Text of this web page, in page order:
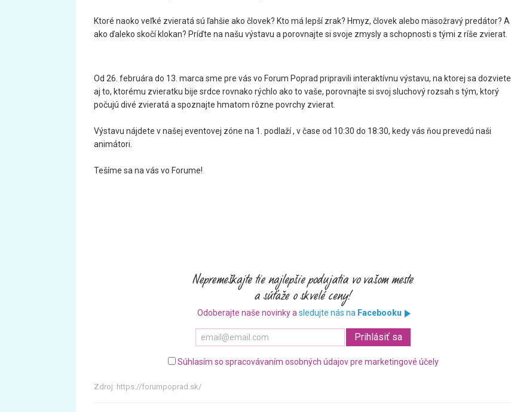
Ktoré naoko veľké zvieratá sú ľahšie ako človek? Kto má lepší zrak? Hmyz, človek alebo mäsožravý predátor? A
ako ďaleko skočí klokan? Príďte na našu výstavu a porovnajte si svoje zmysly a schopnosti s tými z ríše zvierat.
Od 26. februára do 13. marca sme pre vás vo Forum Poprad pripravili interaktívnu výstavu, na ktorej sa dozviete
aj to, ktorému zvieratku bije srdce rovnako rýchlo ako to vaše, porovnajte si svoj sluchový rozsah s tým, ktorý
počujú divé zvieratá a spoznajte hmatom rôzne povrchy zvierat.
Výstavu nájdete v našej eventovej zóne na 1. podlaží , v čase od 10:30 do 18:30, kedy vás ňou prevedú naši
animátori.
Tešíme sa na vás vo Forume!
Odoberajte naše novinky a sledujte nás na Facebooku
Súhlasím so spracovávaním osobných údajov pre marketingové účely
Zdroj: https://forumpoprad.sk/